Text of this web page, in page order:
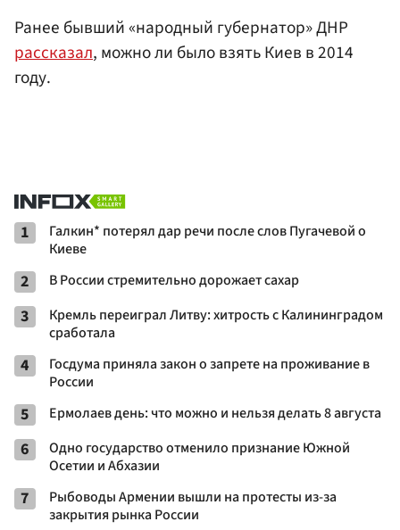
Ранее бывший «народный губернатор» ДНР
рассказал, можно ли было взять Киев в 2014
году.
1
Галкин* потерял дар речи после слов Пугачевой о
Киеве
2 В России стремительно дорожает сахар
3
Кремль переиграл Литву: хитрость с Калининградом
сработала
4
Госдума приняла закон о запрете на проживание в
России
5 Ермолаев день: что можно и нельзя делать 8 августа
6
Одно государство отменило признание Южной
Осетии и Абхазии
7
Рыбоводы Армении вышли на протесты из-за
закрытия рынка России